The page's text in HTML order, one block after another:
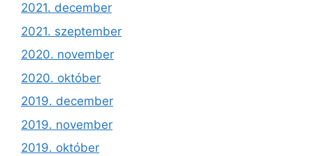
2021. december
2021. szeptember
2020. november
2020. október
2019. december
2019. november
2019. október